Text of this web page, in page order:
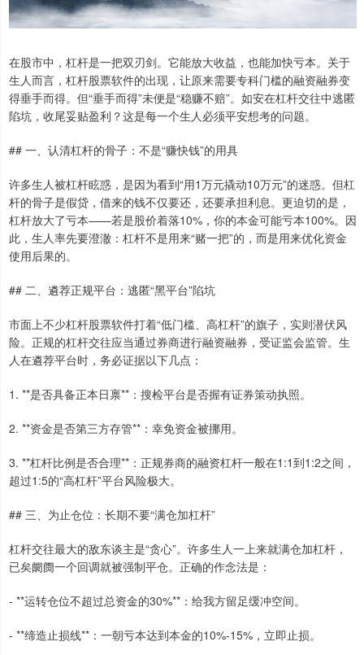
在股市中，杠杆是一把双刃剑。它能放大收益，也能加快亏本。关于
生人而言，杠杆股票软件的出现，让原来需要专科门槛的融资融券变
得垂手而得。但“垂手而得”未便是“稳赚不赔”。如安在杠杆交往中逃匿
陷坑，收尾妥贴盈利？这是每一个生人必须平安想考的问题。
## 一、认清杠杆的骨子：不是“赚快钱”的用具
许多生人被杠杆眩惑，是因为看到“用1万元撬动10万元”的迷惑。但杠
杆的骨子是假贷，借来的钱不仅要还，还要承担利息。更迫切的是，
杠杆放大了亏本——若是股价着落10%，你的本金可能亏本100%。因
此，生人率先要澄澈：杠杆不是用来“赌一把”的，而是用来优化资金
使用后果的。
## 二、遴荐正规平台：逃匿“黑平台”陷坑
市面上不少杠杆股票软件打着“低门槛、高杠杆”的旗子，实则潜伏风
险。正规的杠杆交往应当通过券商进行融资融券，受证监会监管。生
人在遴荐平台时，务必证据以下几点：
1. **是否具备正本日禀**：搜检平台是否握有证券策动执照。
2. **资金是否第三方存管**：幸免资金被挪用。
3. **杠杆比例是否合理**：正规券商的融资杠杆一般在1:1到1:2之间，
超过1:5的“高杠杆”平台风险极大。
## 三、为止仓位：长期不要“满仓加杠杆”
杠杆交往最大的敌东谈主是“贪心”。许多生人一上来就满仓加杠杆，
已矣阛阓一个回调就被强制平仓。正确的作念法是：
- **运转仓位不超过总资金的30%**：给我方留足缓冲空间。
- **缔造止损线**：一朝亏本达到本金的10%-15%，立即止损。